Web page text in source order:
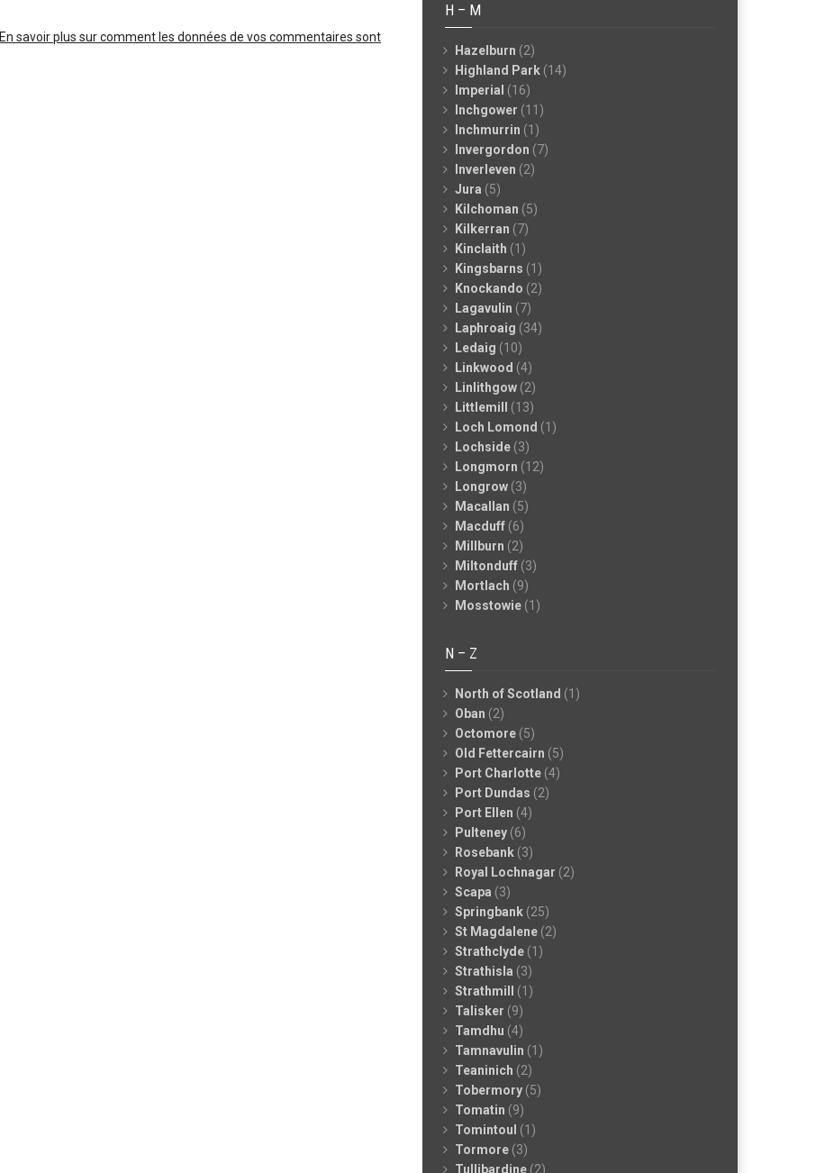
En savoir plus sur comment les données de vos commentaires sont
H – M
Hazelburn (2)
Highland Park (14)
Imperial (16)
Inchgower (11)
Inchmurrin (1)
Invergordon (7)
Inverleven (2)
Jura (5)
Kilchoman (5)
Kilkerran (7)
Kinclaith (1)
Kingsbarns (1)
Knockando (2)
Lagavulin (7)
Laphroaig (34)
Ledaig (10)
Linkwood (4)
Linlithgow (2)
Littlemill
(13)
Loch Lomond (1)
Lochside (3)
Longmorn (12)
Longrow (3)
Macallan (5)
Macduff (6)
Millburn (2)
Miltonduff (3)
Mortlach (9)
Mosstowie (1)
N – Z
North of Scotland (1)
Oban (2)
Octomore (5)
Old Fettercairn (5)
Port Charlotte (4)
Port Dundas (2)
Port Ellen (4)
Pulteney (6)
Rosebank (3)
Royal Lochnagar (2)
Scapa (3)
Springbank (25)
St Magdalene (2)
Strathclyde (1)
Strathisla (3)
Strathmill
(1)
Talisker (9)
Tamdhu (4)
Tamnavulin (1)
Teaninich (2)
Tobermory (5)
Tomatin (9)
Tomintoul (1)
Tormore (3)
Tullibardine (2)